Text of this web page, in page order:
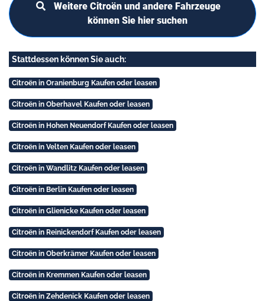
Weitere Citroën und andere Fahrzeuge
können Sie hier suchen
Stattdessen können Sie auch:
Citroën in Oranienburg Kaufen oder leasen
Citroën in Oberhavel Kaufen oder leasen
Citroën in Hohen Neuendorf Kaufen oder leasen
Citroën in Velten Kaufen oder leasen
Citroën in Wandlitz Kaufen oder leasen
Citroën in Berlin Kaufen oder leasen
Citroën in Glienicke Kaufen oder leasen
Citroën in Reinickendorf Kaufen oder leasen
Citroën in Oberkrämer Kaufen oder leasen
Citroën in Kremmen Kaufen oder leasen
Citroën in Zehdenick Kaufen oder leasen